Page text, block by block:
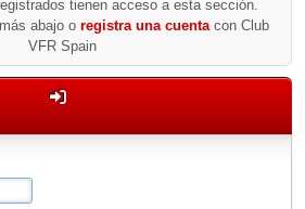
tienen acceso a esta sección.
abajo o registra una cuenta con Club
VFR Spain